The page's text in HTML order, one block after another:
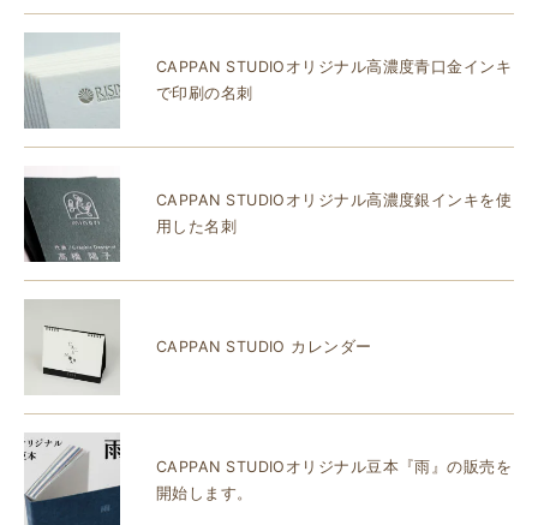
CAPPAN STUDIOオリジナル高濃度青口金インキ
で印刷の名刺
CAPPAN STUDIOオリジナル高濃度銀インキを使
用した名刺
CAPPAN STUDIO カレンダー
CAPPAN STUDIOオリジナル豆本『雨』の販売を
開始します。